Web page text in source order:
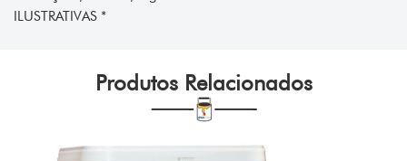
ILUSTRATIVAS *
Produtos Relacionados